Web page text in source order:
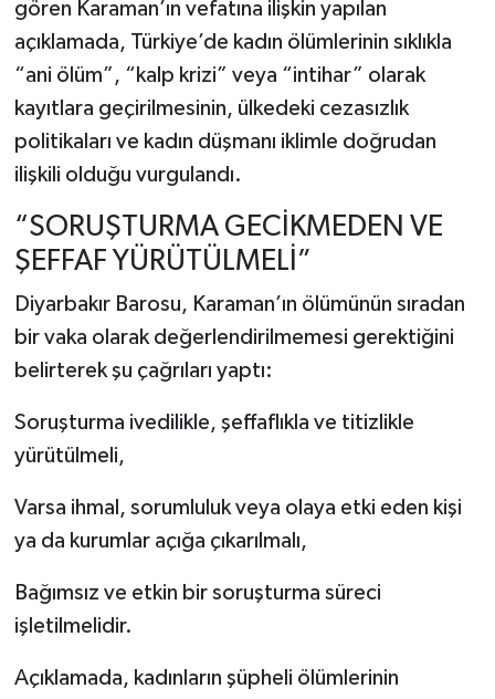
gören Karaman’ın vefatına ilişkin yapılan
açıklamada, Türkiye’de kadın ölümlerinin sıklıkla
“ani ölüm”, “kalp krizi” veya “intihar” olarak
kayıtlara geçirilmesinin, ülkedeki cezasızlık
politikaları ve kadın düşmanı iklimle doğrudan
ilişkili olduğu vurgulandı.
“SORUŞTURMA GECİKMEDEN VE
ŞEFFAF YÜRÜTÜLMELİ”
Diyarbakır Barosu, Karaman’ın ölümünün sıradan
bir vaka olarak değerlendirilmemesi gerektiğini
belirterek şu çağrıları yaptı:
Soruşturma ivedilikle, şeffaflıkla ve titizlikle
yürütülmeli,
Varsa ihmal, sorumluluk veya olaya etki eden kişi
ya da kurumlar açığa çıkarılmalı,
Bağımsız ve etkin bir soruşturma süreci
işletilmelidir.
Açıklamada, kadınların şüpheli ölümlerinin